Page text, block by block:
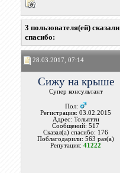
3 пользователя(ей) сказали
cпасибо:
28.03.2017, 07:14
Сижу на крыше
Супер консультант
Пол:
Регистрация: 03.02.2015
Адрес: Тольятти
Сообщений: 517
Сказал(а) спасибо: 176
Поблагодарили: 563 раз(а)
Репутация:41222